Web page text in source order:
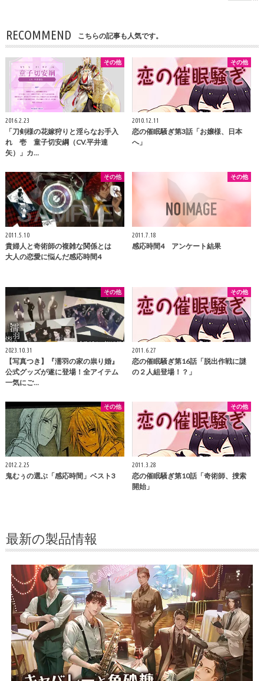
RECOMMEND こちらの記事も人気です。
その他
2016.2.23
「刀剣様の花嫁狩りと淫らなお手入
れ 壱 童子切安綱（CV.平井達
矢）」カ…
その他
2010.12.11
恋の催眠騒ぎ第3話「お嬢様、日本
へ」
その他
2011.5.10
貴婦人と奇術師の複雑な関係とは
大人の恋愛に悩んだ感応時間4
その他
2011.7.18
感応時間4 アンケート結果
その他
2023.10.31
【写真つき】『濡羽の家の祟り婚』
公式グッズが遂に登場！全アイテム
一気にご…
その他
2011.6.27
恋の催眠騒ぎ第16話「脱出作戦に謎
の２人組登場！？」
その他
2012.2.25
鬼むぅの選ぶ「感応時間」ベスト3
その他
2011.3.28
恋の催眠騒ぎ第10話「奇術師、捜索
開始」
最新の製品情報